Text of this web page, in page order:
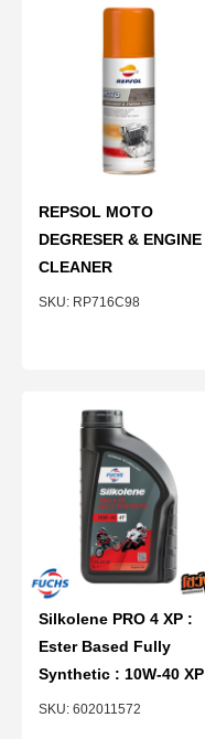
RP716C98
REPSOL MOTO
DEGRESER & ENGINE
CLEANER
602011572
Silkolene PRO 4 XP :
Ester Based Fully
Synthetic : 10W-40 XP